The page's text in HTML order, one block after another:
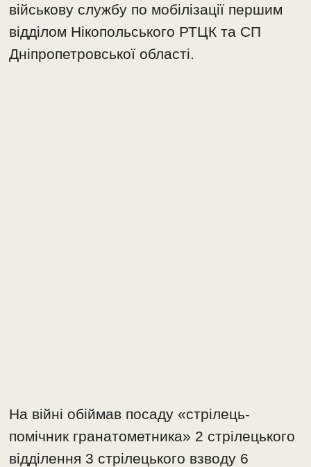
військову службу по мобілізації першим
відділом Нікопольського РТЦК та СП
Дніпропетровської області.
На війні обіймав посаду «стрілець-
помічник гранатометника» 2 стрілецького
відділення 3 стрілецького взводу 6